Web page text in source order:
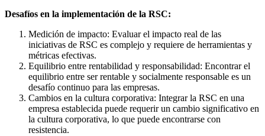
Desafíos en la implementación de la RSC:
Medición de impacto: Evaluar el impacto real de las
iniciativas de RSC es complejo y requiere de herramientas y
métricas efectivas.
Equilibrio entre rentabilidad y responsabilidad: Encontrar el
equilibrio entre ser rentable y socialmente responsable es un
desafío continuo para las empresas.
Cambios en la cultura corporativa: Integrar la RSC en una
empresa establecida puede requerir un cambio significativo en
la cultura corporativa, lo que puede encontrarse con
resistencia.